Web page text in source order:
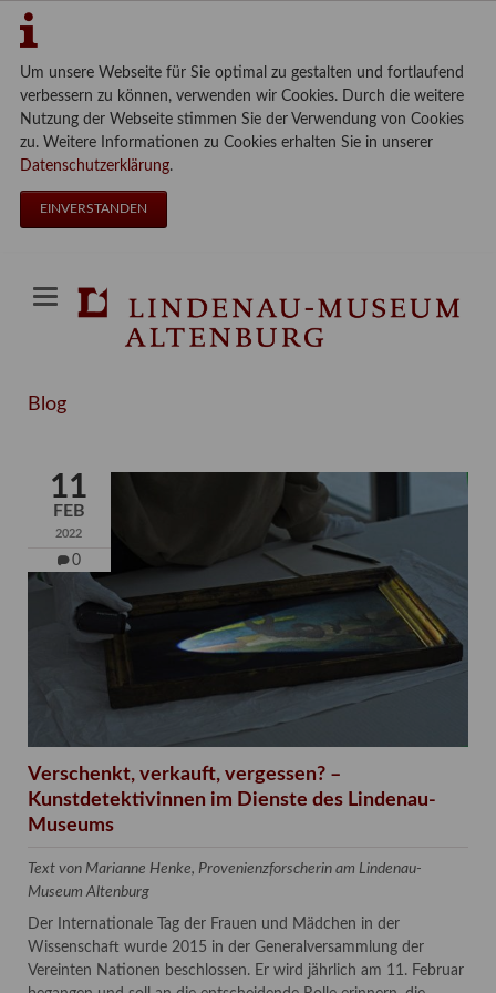
Um unsere Webseite für Sie optimal zu gestalten und fortlaufend
verbessern zu können, verwenden wir Cookies. Durch die weitere
Nutzung der Webseite stimmen Sie der Verwendung von Cookies
zu. Weitere Informationen zu Cookies erhalten Sie in unserer
Datenschutzerklärung.
EINVERSTANDEN
Blog
11
FEB
2022
0
Verschenkt, verkauft, vergessen? –
Kunstdetektivinnen im Dienste des Lindenau-
Museums
Text von Marianne Henke, Provenienzforscherin am Lindenau-
Museum Altenburg
Der Internationale Tag der Frauen und Mädchen in der
Wissenschaft wurde 2015 in der Generalversammlung der
Vereinten Nationen beschlossen. Er wird jährlich am 11. Februar